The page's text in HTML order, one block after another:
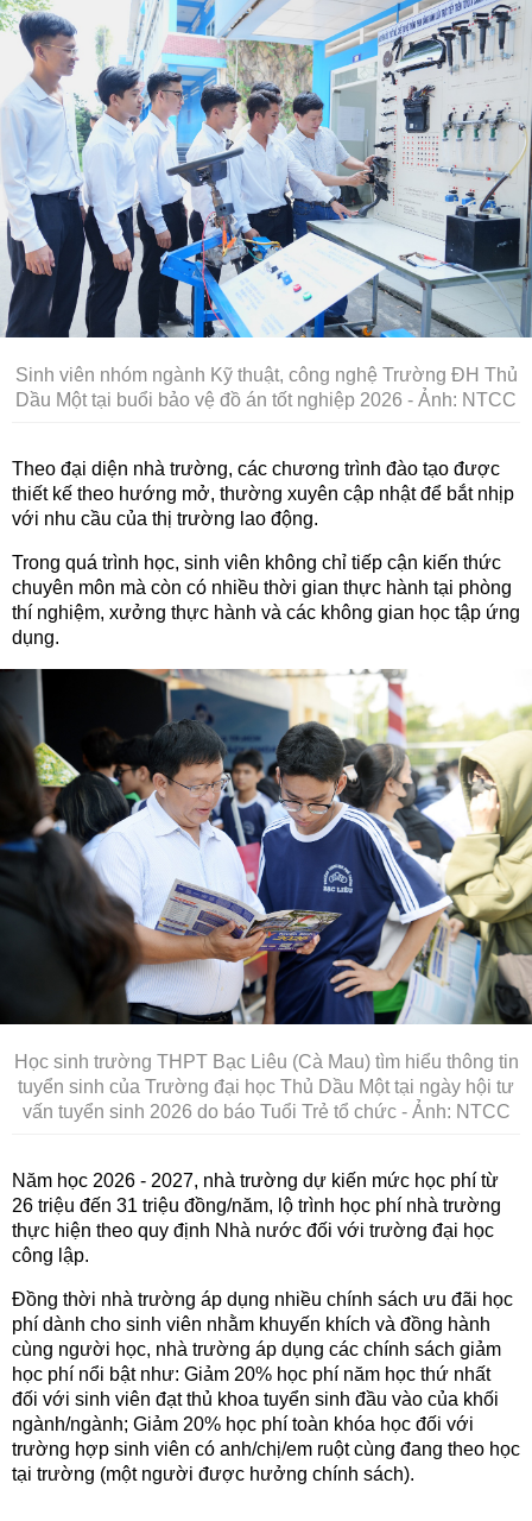
Sinh viên nhóm ngành Kỹ thuật, công nghệ Trường ĐH Thủ
Dầu Một tại buổi bảo vệ đồ án tốt nghiệp 2026 - Ảnh: NTCC
Theo đại diện nhà trường, các chương trình đào tạo được
thiết kế theo hướng mở, thường xuyên cập nhật để bắt nhịp
với nhu cầu của thị trường lao động.
Trong quá trình học, sinh viên không chỉ tiếp cận kiến thức
chuyên môn mà còn có nhiều thời gian thực hành tại phòng
thí nghiệm, xưởng thực hành và các không gian học tập ứng
dụng.
Học sinh trường THPT Bạc Liêu (Cà Mau) tìm hiểu thông tin
tuyển sinh của Trường đại học Thủ Dầu Một tại ngày hội tư
vấn tuyển sinh 2026 do báo Tuổi Trẻ tổ chức - Ảnh: NTCC
Năm học 2026 - 2027, nhà trường dự kiến mức học phí từ
26 triệu đến 31 triệu đồng/năm, lộ trình học phí nhà trường
thực hiện theo quy định Nhà nước đối với trường đại học
công lập.
Đồng thời nhà trường áp dụng nhiều chính sách ưu đãi học
phí dành cho sinh viên nhằm khuyến khích và đồng hành
cùng người học, nhà trường áp dụng các chính sách giảm
học phí nổi bật như: Giảm 20% học phí năm học thứ nhất
đối với sinh viên đạt thủ khoa tuyển sinh đầu vào của khối
ngành/ngành; Giảm 20% học phí toàn khóa học đối với
trường hợp sinh viên có anh/chị/em ruột cùng đang theo học
tại trường (một người được hưởng chính sách).